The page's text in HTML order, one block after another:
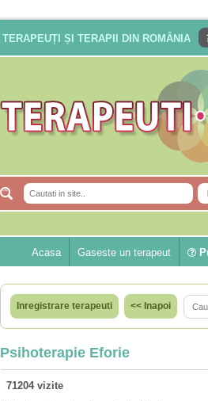
TERAPEUȚI ȘI TERAPII DIN ROMÂNIA
Acasa Gaseste un terapeut
Inregistrare terapeuti << Inapoi
Psihoterapie Eforie
71204 vizite